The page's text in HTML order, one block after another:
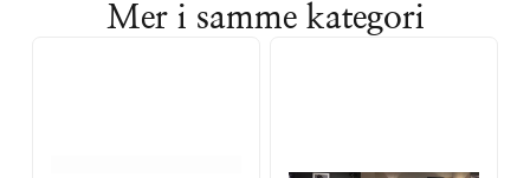
Mer i samme kategori